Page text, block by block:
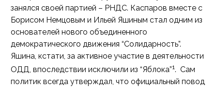
занялся своей партией – РНДС. Каспаров вместе с
Борисом Немцовым и Ильей Яшиным стал одним из
основателей нового объединенного
демократического движения “Солидарность”.
Яшина, кстати, за активное участие в деятельности
ОДД, впоследствии исключили из “Яблока”1. Сам
политик всегда утверждал, что официальный повод